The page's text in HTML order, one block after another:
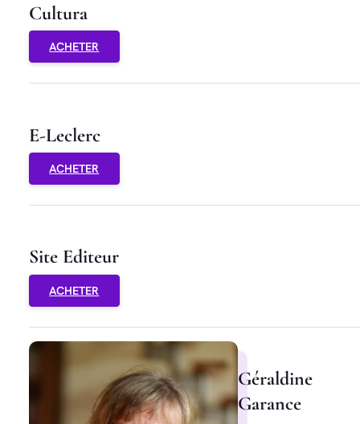
Cultura
ACHETER
E-Leclerc
ACHETER
Site Editeur
ACHETER
Géraldine
Garance